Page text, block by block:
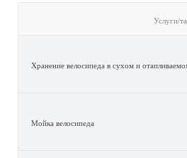
Услуги/
Хранение велосипеда в сухом и
Мойка велосипеда